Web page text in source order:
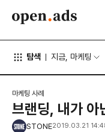
탐색 지금, 마케팅
마케팅 사례
브랜딩, 내가 아
STONE2019.03.21